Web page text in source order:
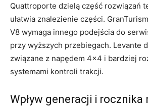
Quattroporte dzielą część rozwiązań
ułatwia znalezienie części.
V8 wymaga innego podejścia do
przy wyższych przebiegach. Levante
związane z napędem 4×4 i bardziej
systemami kontroli trakcji.
Wpływ generacji i rocznika